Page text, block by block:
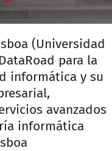
(Universidad
para la
informática y su
avanzados
informática